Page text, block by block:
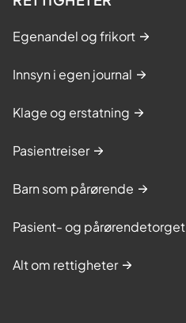
Egenandel og frikort
Innsyn i egen journal
Klage og erstatning
Pasientreiser
Barn som pårørende
Pasient- og pårørendetorget
Alt om rettigheter